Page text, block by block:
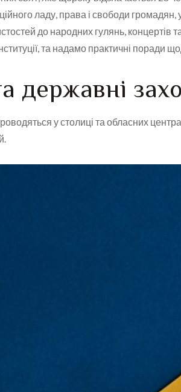
ладу, права і свободи громадян,
до народних гулянь, концертів
та надамо практичні поради
державні
у столиці та обласних